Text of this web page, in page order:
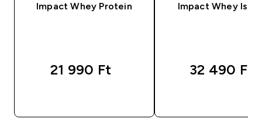
Impact Whey Protein
21 990 Ft‎
Impact Whey
32 490 Ft‎